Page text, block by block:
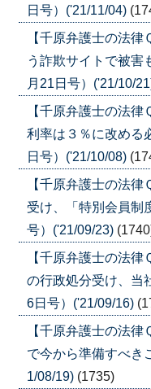
日号）('21/11/04)
【千原弁護士の法
う詐欺サイトで被害
月21日号）('21/10/
【千原弁護士の法
利率は３％に改める
日号）('21/10/08)
【千原弁護士の法
受け、「特別会員制
号）('21/09/23)
【千原弁護士の法
の行政処分受け、当
6日号）('21/09/16)
【千原弁護士の法
で今から準備すべき
1/08/19) (1735)